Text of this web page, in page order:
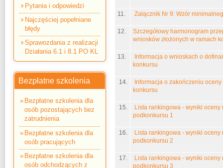
11. Załącznik Nr 9: Wzór
12.
Szczegółowy harmonogram
wniosków złożonych w ramach
13.
Informacja o wnioskach o
konkursu
14.
Informacja o zakończeniu
konkursu
15.
Lista rankingowa - wyniki oceny
podkonkursu 1
16.
Lista rankingowa - wyniki
podkonkursu 2
17.
Lista rankingowa - wyniki oceny
podkonkursu 3
Pytania i odpowiedzi
Najczęściej popełniane
błędy
Sprawozdania z realizacji
Działania 6.1 i 8.1 PO KL
Bezpłatne szkolenia
Bezpłatne szkolenia dla
osób pozostających bez
zatrudnienia
Bezpłatne szkolenia dla
osób pracujących
Bezpłatne szkolenia dla
osób odchodzących z